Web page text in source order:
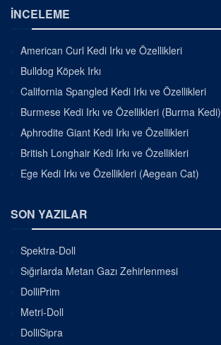
İNCELEME
American Curl Kedi Irkı ve Özellikleri
Bulldog Köpek Irkı
California Spangled Kedi Irkı ve Özellikleri
Burmese Kedi Irkı ve Özellikleri (Burma Kedi)
Aphrodite Giant Kedi Irkı ve Özellikleri
British Longhair Kedi Irkı ve Özellikleri
Ege Kedi Irkı ve Özellikleri (Aegean Cat)
SON YAZILAR
Spektra-Doll
Sığırlarda Metan Gazı Zehirlenmesi
DolliPrim
Metri-Doll
DolliSipra